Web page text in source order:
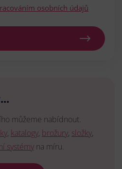
osobních údajů
můžeme nabídnout.
, katalogy, brožury, složky,
systémy na míru.